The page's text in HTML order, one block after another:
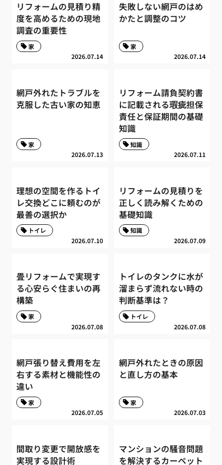
リフォームの見積り精
度を高めるための現地
調査の重要性
2026.07.14
家
失敗しない網戸のはめ
かたと調整のコツ
2026.07.14
家
網戸外れたトラブルを
克服した古い家の知恵
2026.07.13
家
リフォーム請負契約書
に記載される瑕疵担保
責任と保証期間の基礎
知識
2026.07.11
知識
理想の空間を作るトイ
レ交換どこに頼むのが
最善の選択か
2026.07.10
トイレ
リフォームの見積りを
正しく読み解くための
基礎知識
2026.07.09
知識
畳リフォームで実現す
る心安らぐ住まいの再
構築
2026.07.08
家
トイレのタンクに水が
溜まらず流れない時の
判断基準は？
2026.07.08
トイレ
網戸張り替え費用を左
右する素材と機能性の
違い
2026.07.05
家
網戸外れたときの原因
と直し方の基本
2026.07.03
家
間取り変更で開放感を
実現する設計術
マンションの騒音問題
を解決するカーペット